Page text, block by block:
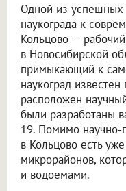
Одной из успешных
наукограда к
Кольцово —
в Новосибирской
примыкающий к
наукоград
расположен
были разработаны
19. Помимо научно-
в Кольцово есть
микрорайонов,
и водоемами.